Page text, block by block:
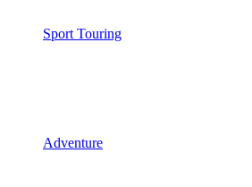
Sport Touring
Adventure